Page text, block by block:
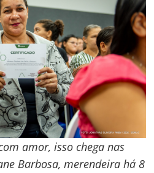
amor, isso chega nas
Barbosa, merendeira há 8